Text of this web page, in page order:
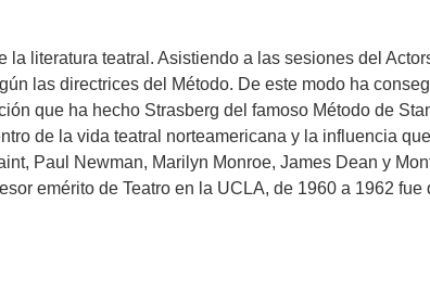
literatura teatral. Asistiendo a las sesiones del
las directrices del Método. De este modo ha
que ha hecho Strasberg del famoso Método de
de la vida teatral norteamericana y la influencia
Paul Newman, Marilyn Monroe, James Dean y
emérito de Teatro en la UCLA, de 1960 a 1962